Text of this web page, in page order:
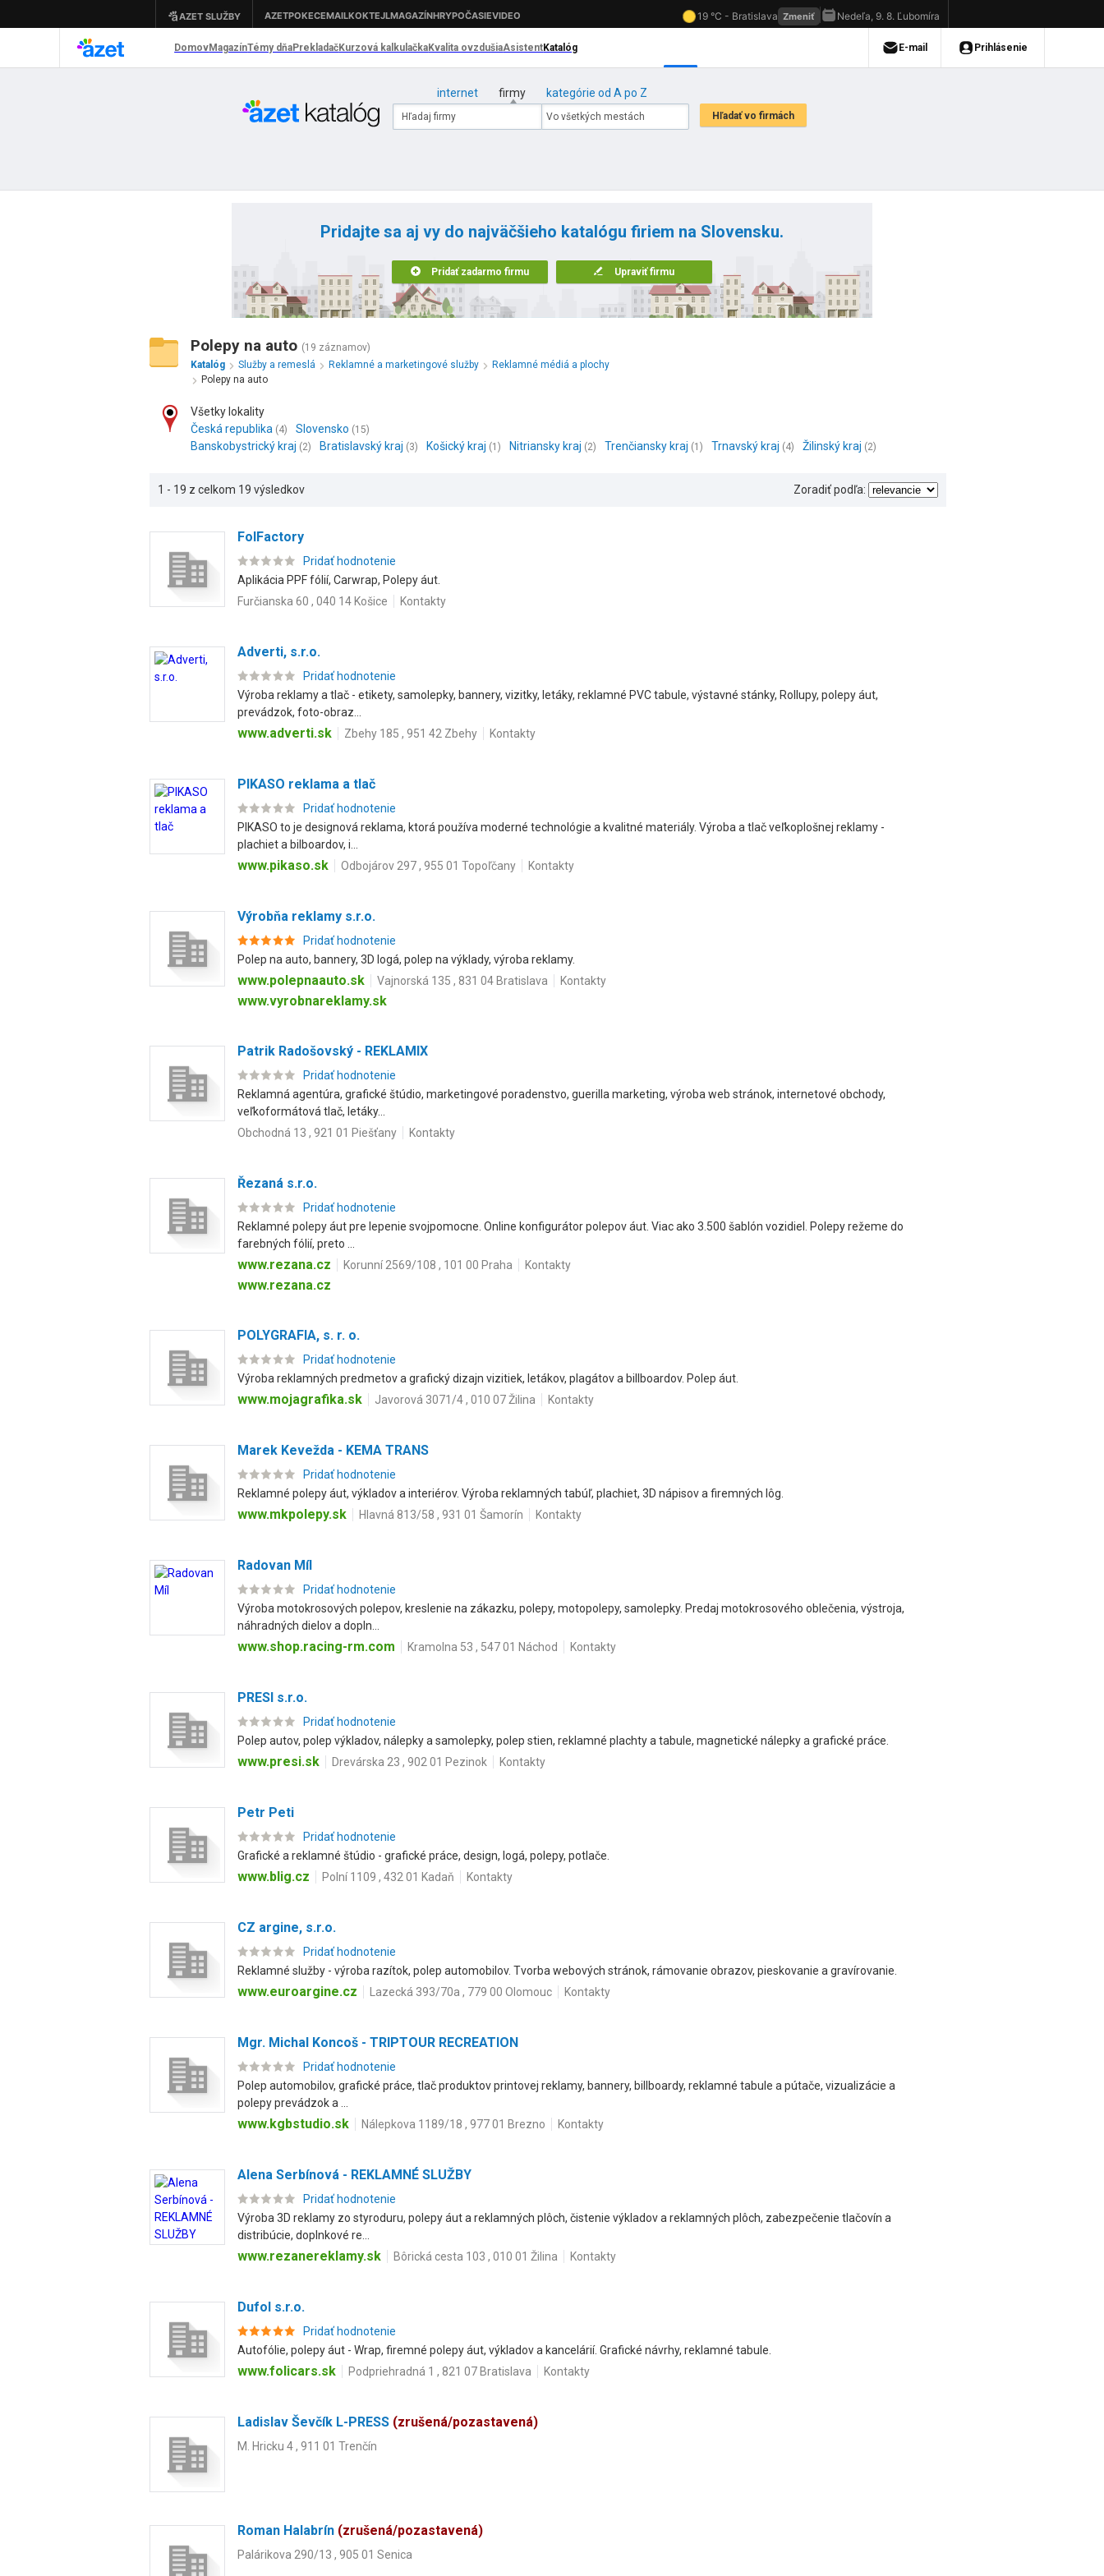
internet firmy kategórie od A po Z
Pridajte sa aj vy do najväčšieho katalógu firiem na Slovensku.
Pridať zadarmo firmu Upraviť firmu
Polepy na auto (19 záznamov)
Katalóg
Služby a remeslá Reklamné a marketingové služby
Reklamné médiá a plochy
Polepy na auto
Všetky lokality
Česká republika (4) Slovensko (15)
Banskobystrický kraj (2) Bratislavský kraj (3) Košický kraj (1) Nitriansky kraj (2) Trenčiansky kraj (1) Trnavský kraj (4) Žilinský kraj (2)
1 - 19 z celkom 19 výsledkov Zoradiť podľa:
FolFactory
Pridať hodnotenie
Aplikácia PPF fólií, Carwrap, Polepy áut.
Furčianska 60 , 040 14 Košice
Kontakty
Adverti, s.r.o.
Pridať hodnotenie
Výroba reklamy a tlač - etikety, samolepky, bannery, vizitky, letáky, reklamné PVC tabule, výstavné stánky, Rollupy, polepy áut,
prevádzok, foto-obraz...
www.adverti.sk Zbehy 185 , 951 42 Zbehy Kontakty
PIKASO reklama a tlač
Pridať hodnotenie
PIKASO to je designová reklama, ktorá používa moderné technológie a kvalitné materiály. Výroba a tlač veľkoplošnej reklamy -
plachiet a bilboardov, i...
www.pikaso.sk Odbojárov 297 , 955 01 Topoľčany Kontakty
Výrobňa reklamy s.r.o.
Pridať hodnotenie
Polep na auto, bannery, 3D logá, polep na výklady, výroba reklamy.
www.polepnaauto.sk Vajnorská 135 , 831 04 Bratislava Kontakty
www.vyrobnareklamy.sk
Patrik Radošovský - REKLAMIX
Pridať hodnotenie
Reklamná agentúra, grafické štúdio, marketingové poradenstvo, guerilla marketing, výroba web stránok, internetové obchody,
veľkoformátová tlač, letáky...
Obchodná 13 , 921 01 Piešťany
Kontakty
Řezaná s.r.o.
Pridať hodnotenie
Reklamné polepy áut pre lepenie svojpomocne. Online konfigurátor polepov áut. Viac ako 3.500 šablón vozidiel. Polepy režeme do
farebných fólií, preto ...
www.rezana.cz Korunní 2569/108 , 101 00 Praha Kontakty
www.rezana.cz
POLYGRAFIA, s. r. o.
Pridať hodnotenie
Výroba reklamných predmetov a grafický dizajn vizitiek, letákov, plagátov a billboardov. Polep áut.
www.mojagrafika.sk Javorová 3071/4 , 010 07 Žilina Kontakty
Marek Kevežda - KEMA TRANS
Pridať hodnotenie
Reklamné polepy áut, výkladov a interiérov. Výroba reklamných tabúľ, plachiet, 3D nápisov a firemných lôg.
www.mkpolepy.sk Hlavná 813/58 , 931 01 Šamorín Kontakty
Radovan Míl
Pridať hodnotenie
Výroba motokrosových polepov, kreslenie na zákazku, polepy, motopolepy, samolepky. Predaj motokrosového oblečenia, výstroja,
náhradných dielov a dopln...
www.shop.racing-rm.com Kramolna 53 , 547 01 Náchod Kontakty
PRESI s.r.o.
Pridať hodnotenie
Polep autov, polep výkladov, nálepky a samolepky, polep stien, reklamné plachty a tabule, magnetické nálepky a grafické práce.
www.presi.sk Drevárska 23 , 902 01 Pezinok Kontakty
Petr Peti
Pridať hodnotenie
Grafické a reklamné štúdio - grafické práce, design, logá, polepy, potlače.
www.blig.cz Polní 1109 , 432 01 Kadaň Kontakty
CZ argine, s.r.o.
Pridať hodnotenie
Reklamné služby - výroba razítok, polep automobilov. Tvorba webových stránok, rámovanie obrazov, pieskovanie a gravírovanie.
www.euroargine.cz Lazecká 393/70a , 779 00 Olomouc Kontakty
Mgr. Michal Koncoš - TRIPTOUR RECREATION
Pridať hodnotenie
Polep automobilov, grafické práce, tlač produktov printovej reklamy, bannery, billboardy, reklamné tabule a pútače, vizualizácie a
polepy prevádzok a ...
www.kgbstudio.sk Nálepkova 1189/18 , 977 01 Brezno Kontakty
Alena Serbínová - REKLAMNÉ SLUŽBY
Pridať hodnotenie
Výroba 3D reklamy zo styroduru, polepy áut a reklamných plôch, čistenie výkladov a reklamných plôch, zabezpečenie tlačovín a
distribúcie, doplnkové re...
www.rezanereklamy.sk Bôrická cesta 103 , 010 01 Žilina Kontakty
Dufol s.r.o.
Pridať hodnotenie
Autofólie, polepy áut - Wrap, firemné polepy áut, výkladov a kancelárií. Grafické návrhy, reklamné tabule.
www.folicars.sk Podpriehradná 1 , 821 07 Bratislava Kontakty
Ladislav Ševčík L-PRESS (zrušená/pozastavená)
M. Hricku 4 , 911 01 Trenčín
Roman Halabrín (zrušená/pozastavená)
Palárikova 290/13 , 905 01 Senica